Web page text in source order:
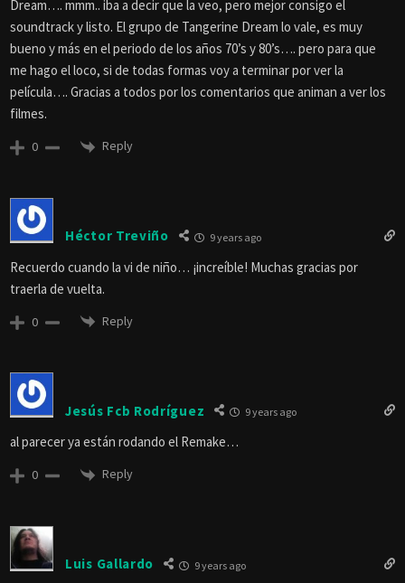
Dream…. mmm.. iba a decir que la veo, pero mejor consigo el
soundtrack y listo. El grupo de Tangerine Dream lo vale, es muy
bueno y más en el periodo de los años 70’s y 80’s…. pero para que
me hago el loco, si de todas formas voy a terminar por ver la
película…. Gracias a todos por los comentarios que animan a ver los
filmes.
0 Reply
Héctor Treviño 9 years ago
Recuerdo cuando la vi de niño… ¡increíble! Muchas gracias por
traerla de vuelta.
0 Reply
Jesús Fcb Rodríguez 9 years ago
al parecer ya están rodando el Remake…
0 Reply
Luis Gallardo 9 years ago